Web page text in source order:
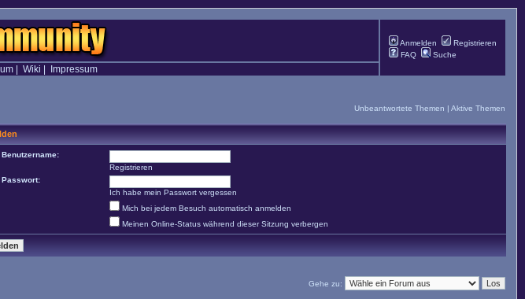
Anmelden
Registrieren
FAQ
Suche
| Wiki Impressum
Unbeantwortete Themen | Aktive Themen
Benutzername:
Registrieren
Passwort:
Ich habe mein Passwort vergessen
Mich bei jedem Besuch automatisch anmelden
Meinen Online-Status während dieser Sitzung verbergen
Gehe zu: